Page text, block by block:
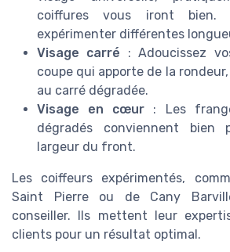
coiffures vous iront bien.
expérimenter différentes
Visage carré : Adoucissez
coupe qui apporte de la
au carré dégradée.
Visage en cœur : Les
dégradés conviennent bien
largeur du front.
Les coiffeurs expérimentés,
Saint Pierre ou de Cany
conseiller. Ils mettent leur
clients pour un résultat optimal.